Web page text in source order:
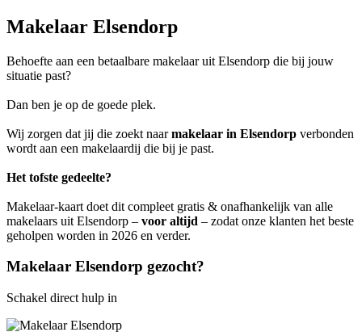
Makelaar Elsendorp
Behoefte aan een betaalbare makelaar uit Elsendorp die bij jouw
situatie past?
Dan ben je op de goede plek.
Wij zorgen dat jij die zoekt naarmakelaar in Elsendorp verbonden
wordt aan een makelaardij die bij je past.
Het tofste gedeelte?
Makelaar-kaart doet dit compleet gratis & onafhankelijk van alle
makelaars uit Elsendorp – voor altijd – zodat onze klanten het beste
geholpen worden in 2026 en verder.
Makelaar Elsendorp gezocht?
Schakel direct hulp in